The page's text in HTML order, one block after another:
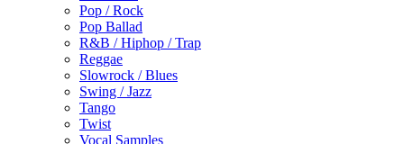
Pop / Rock
Pop Ballad
R&B / Hiphop / Trap
Reggae
Slowrock / Blues
Swing / Jazz
Tango
Twist
Vocal Samples